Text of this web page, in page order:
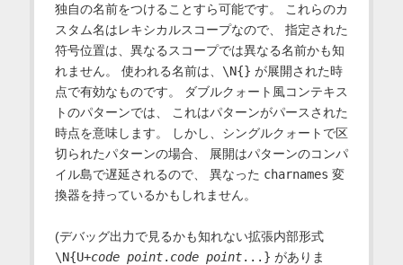
独自の名前をつけることすら可能です。 これらのカ
スタム名はレキシカルスコープなので、 指定された
符号位置は、異なるスコープでは異なる名前かも知
れません。 使われる名前は、 \N{} が展開された時
点で有効なものです。 ダブルクォート風コンテキス
トのパターンでは、 これはパターンがパースされた
時点を意味します。 しかし、シングルクォートで区
切られたパターンの場合、 展開はパターンのコンパ
イル島で遅延されるので、 異なった charnames 変
換器を持っているかもしれません。
(デバッグ出力で見るかも知れない拡張内部形式
\N{U+code point. code point...} がありま